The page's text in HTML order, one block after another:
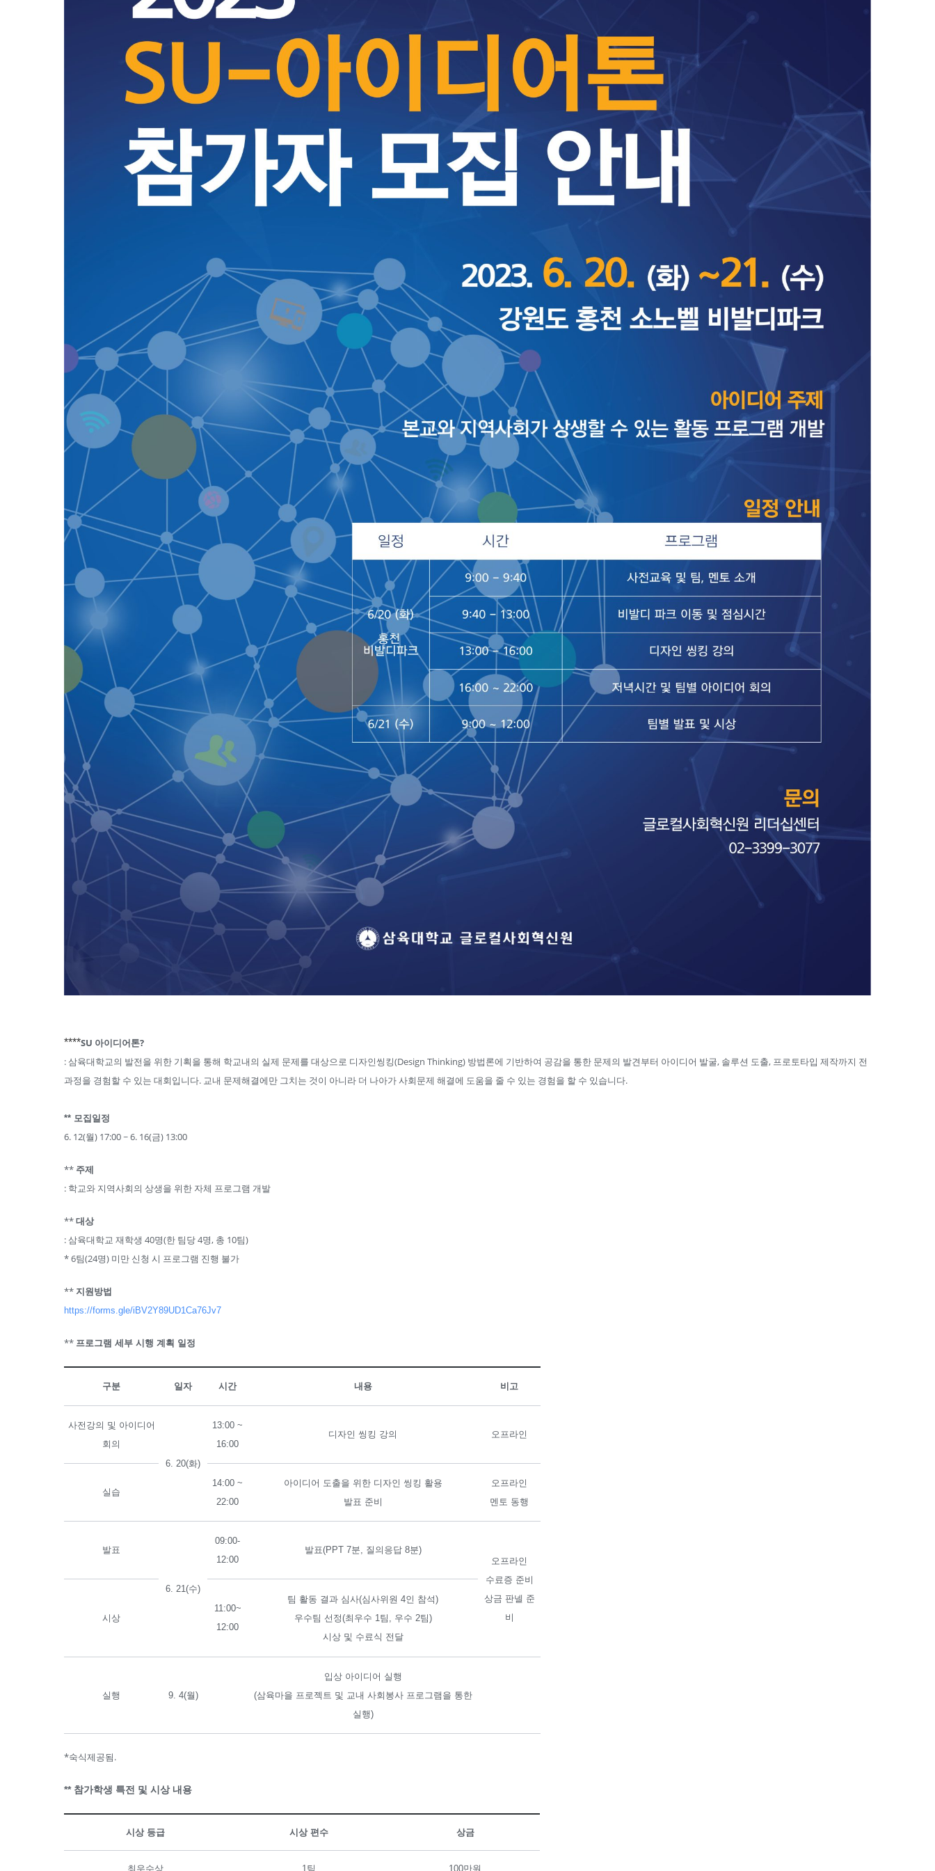
****SU 아이디어톤?
: 삼육대학교의 발전을 위한 기획을 통해 학교내의 실제 문제를 대상으로 디자인씽킹(Design Thinking) 방법론에 기반하여 공감을 통한 문제의 발견부터 아이디어 발굴, 솔루션 도출, 프로토타입 제작까지 전
과정을 경험할 수 있는 대회입니다. 교내 문제해결에만 그치는 것이 아니라 더 나아가 사회문제 해결에 도움을 줄 수 있는 경험을 할 수 있습니다.
** 모집일정
6. 12(월) 17:00 ~ 6. 16(금) 13:00
** 주제
: 학교와 지역사회의 상생을 위한 자체 프로그램 개발
** 대상
: 삼육대학교 재학생 40명(한 팀당 4명, 총 10팀)
* 6팀(24명) 미만 신청 시 프로그램 진행 불가
** 지원방법
https://forms.gle/iBV2Y89UD1Ca76Jv7
** 프로그램 세부 시행 계획 일정
구분 일자 시간 내용 비고
사전강의 및 아이디어
회의
6. 20(화)
13:00 ~
16:00
디자인 씽킹 강의 오프라인
실습
14:00 ~
22:00
아이디어 도출을 위한 디자인 씽킹 활용
발표 준비
오프라인
멘토 동행
발표
6. 21(수)
09:00-
12:00
발표(PPT 7분, 질의응답 8분)
오프라인
수료증 준비
상금 판넬 준
비
시상
11:00~
12:00
팀 활동 결과 심사(심사위원 4인 참석)
우수팀 선정(최우수 1팀, 우수 2팀)
시상 및 수료식 전달
실행 9. 4(월)
입상 아이디어 실행
(삼육마을 프로젝트 및 교내 사회봉사 프로그램을 통한
실행)
*숙식제공됨.
** 참가학생 특전 및 시상 내용
시상 등급 시상 편수 상금
최우수상 1팀 100만원